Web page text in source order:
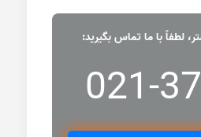
لطفاً با ما تماس بگیرید:
021-